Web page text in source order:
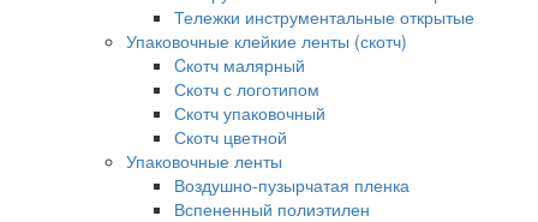
Тележки инструментальные открытые
Упаковочные клейкие ленты (скотч)
Cкотч малярный
Скотч с логотипом
Скотч упаковочный
Скотч цветной
Упаковочные ленты
Воздушно-пузырчатая пленка
Вспененный полиэтилен